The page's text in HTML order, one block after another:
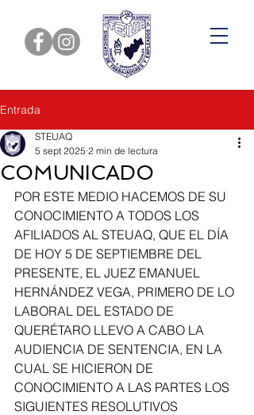
Entrada
COMUNICADO
STEUAQ
5 sept 2025 2 min de lectura
POR ESTE MEDIO HACEMOS DE SU
CONOCIMIENTO A TODOS LOS
AFILIADOS AL STEUAQ, QUE EL DÍA
DE HOY 5 DE SEPTIEMBRE DEL
PRESENTE, EL JUEZ EMANUEL
HERNÁNDEZ VEGA, PRIMERO DE LO
LABORAL DEL ESTADO DE
QUERÉTARO LLEVO A CABO LA
AUDIENCIA DE SENTENCIA, EN LA
CUAL SE HICIERON DE
CONOCIMIENTO A LAS PARTES LOS
SIGUIENTES RESOLUTIVOS